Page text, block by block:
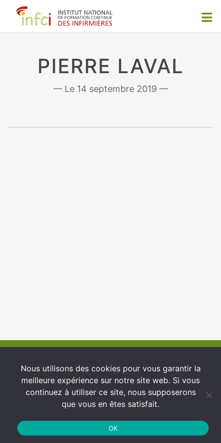
PIERRE LAVAL
14 septembre 2019
Nous utilisons des cookies pour vous garantir la
meilleure expérience sur notre site web. Si vous
continuez à utiliser ce site, nous supposerons
que vous en êtes satisfait.
OK
Conditions générales d’utilisation
Protection des Données